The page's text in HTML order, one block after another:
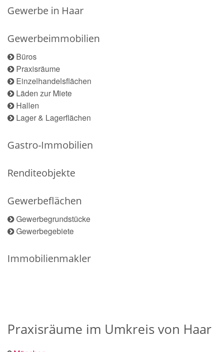
Gewerbe in Haar
Gewerbeimmobilien
Büros
Praxisräume
Einzelhandelsflächen
Läden zur Miete
Hallen
Lager & Lagerflächen
Gastro-Immobilien
Renditeobjekte
Gewerbeflächen
Gewerbegrundstücke
Gewerbegebiete
Immobilienmakler
Praxisräume im Umkreis von Haar